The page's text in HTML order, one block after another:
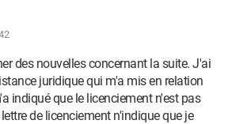
des nouvelles concernant la suite. J'ai
juridique qui m'a mis en relation
indiqué que le licenciement n'est pas
de licenciement n'indique que je